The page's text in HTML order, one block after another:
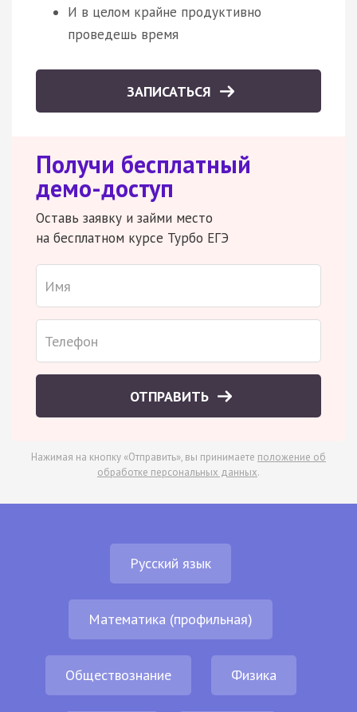
И в целом крайне продуктивно
проведешь время
ЗАПИСАТЬСЯ
Получи бесплатный
демо-доступ
Оставь заявку и займи место
на бесплатном курсе Турбо ЕГЭ
ОТПРАВИТЬ
Нажимая на кнопку «Отправить», вы принимаете положение об
обработке персональных данных.
Русский язык
Математика (профильная)
Обществознание Физика